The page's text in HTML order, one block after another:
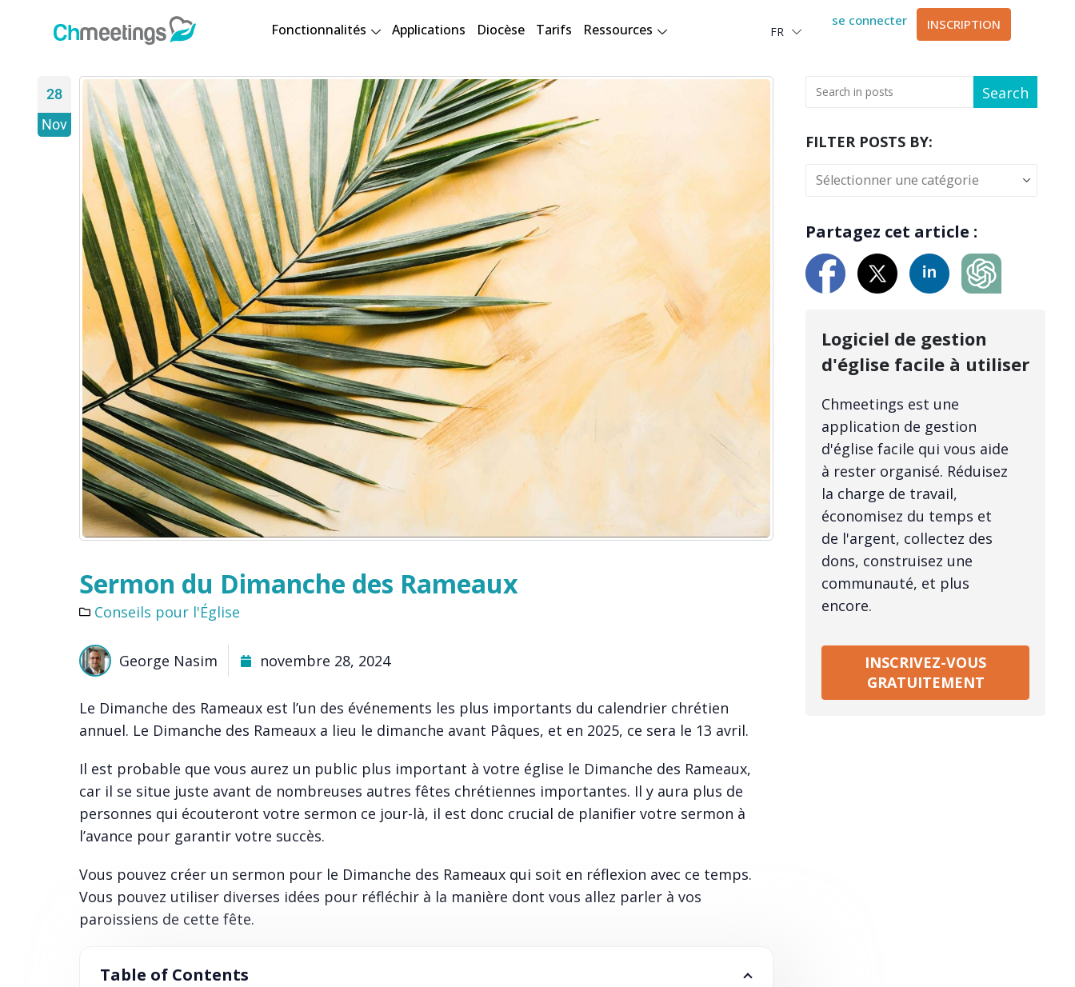
Fonctionnalités Applications Diocèse Tarifs Ressources FR
العربية
se connecter INSCRIPTION
28
Nov
Sermon du Dimanche des Rameaux
Conseils pour l'Église
George Nasim novembre 28, 2024
Le Dimanche des Rameaux est l’un des événements les plus importants du calendrier chrétien
annuel. Le Dimanche des Rameaux a lieu le dimanche avant Pâques, et en 2025, ce sera le 13 avril.
Il est probable que vous aurez un public plus important à votre église le Dimanche des Rameaux,
car il se situe juste avant de nombreuses autres fêtes chrétiennes importantes. Il y aura plus de
personnes qui écouteront votre sermon ce jour-là, il est donc crucial de planifier votre sermon à
l’avance pour garantir votre succès.
Vous pouvez créer un sermon pour le Dimanche des Rameaux qui soit en réflexion avec ce temps.
Vous pouvez utiliser diverses idées pour réfléchir à la manière dont vous allez parler à vos
paroissiens de cette fête.
Table of Contents
Search
FILTER POSTS BY:
Partagez cet article :
Logiciel de gestion
d'église facile à utiliser
Chmeetings est une
application de gestion
d'église facile qui vous aide
à rester organisé. Réduisez
la charge de travail,
économisez du temps et
de l'argent, collectez des
dons, construisez une
communauté, et plus
encore.
INSCRIVEZ-VOUS
GRATUITEMENT